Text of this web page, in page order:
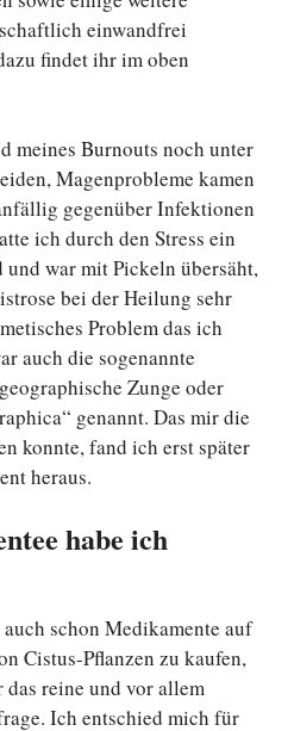
einwandfrei
findet ihr im oben
meines Burnouts noch unter
Magenprobleme kamen
gegenüber Infektionen
ich durch den Stress ein
war mit Pickeln übersäht,
bei der Heilung sehr
Problem das ich
auch die sogenannte
Zunge oder
genannt. Das mir die
konnte, fand ich erst später
heraus.
habe ich
schon Medikamente auf
Cistus-Pflanzen zu kaufen,
reine und vor allem
Ich entschied mich für